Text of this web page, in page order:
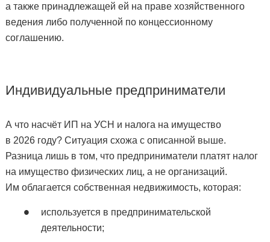
а также принадлежащей ей на праве хозяйственного
ведения либо полученной по концессионному
соглашению.
Индивидуальные предприниматели
А что насчёт ИП на УСН и налога на имущество
в 2026 году? Ситуация схожа с описанной выше.
Разница лишь в том, что предприниматели платят налог
на имущество физических лиц, а не организаций.
Им облагается собственная недвижимость, которая:
используется в предпринимательской
деятельности;